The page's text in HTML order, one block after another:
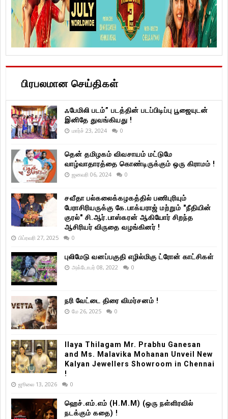
பிரபலமான செய்திகள்
ஃபேமிலி படம்” படத்தின் படப்பிடிப்பு பூஜையுடன்
இனிதே துவங்கியது !
மார்ச் 23, 2024 0
தென் தமிழகம் விவசாயம் மட்டுமே
வாழ்வாதாரத்தை கொண்டிருக்கும் ஒரு கிராமம் !
ஜனவரி 06, 2024 0
சவீதா பல்கலைக்கழகத்தில் பணிபுரியும்
பேராசிரியருக்கு கே.பாக்யராஜ் மற்றும் "நீதியின்
குரல்" சி.ஆர்.பாஸ்கரன் ஆகியோர் சிறந்த
ஆசிரியர் விருதை வழங்கினர் !
பிப்ரவரி 27, 2025 0
புலிமேடு வனப்பகுதி எழில்மிகு ட்ரோன் காட்சிகள்
அக்டோபர் 08, 2022 0
நரி வேட்டை திரை விமர்சனம் !
மே 26, 2025 0
Ilaya Thilagam Mr. Prabhu Ganesan
and Ms. Malavika Mohanan Unveil New
Kalyan Jewellers Showroom in Chennai
!
ஜூலை 13, 2026 0
ஹெச்.எம்.எம் (H.M.M) (ஒரு நள்ளிரவில்
நடக்கும் கதை) !